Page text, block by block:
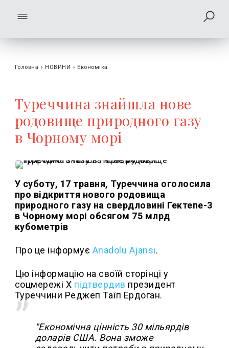
Головна › НОВИНИ › Економіка
Туреччина знайшла нове
родовище природного газу
в Чорному морі
У суботу, 17 травня, Туреччина оголосила
про відкриття нового родовища
природного газу на свердловині Гектепе-3
в Чорному морі обсягом 75 млрд
кубометрів
Про це інформує Anadolu Ajansı.
Цю інформацію на своїй сторінці у
соцмережі Х підтвердив президент
Туреччини Реджеп Таїп Ердоган.
"Економічна цінність 30 мільярдів
доларів США. Вона зможе